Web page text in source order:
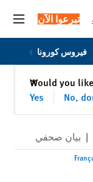
تبرعوا الآن
فيروس كورونا
Would you
Yes
No,
✕إغلاق
| بيان صحفي